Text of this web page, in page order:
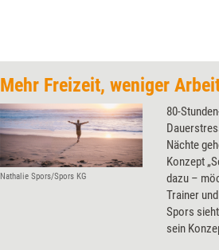
Mehr Freizeit, weniger
Nathalie Spors/Spors KG
80-
Nächte
Konzept
dazu –
Trainer
Spors
sein